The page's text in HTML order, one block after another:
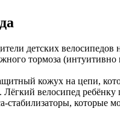
детских
тормоза
кожух на цепи,
велосипед
стабилизаторы,